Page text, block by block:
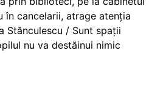
în cancelarii, atrage atenția
Stănculescu / Sunt spații
nu va destăinui nimic